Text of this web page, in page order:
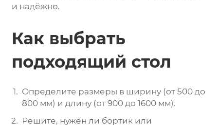
и надёжно.
Как выбрать
подходящий стол
Определите размеры в ширину (от 500 до
800 мм) и длину (от 900 до 1600 мм).
Решите, нужен ли бортик или